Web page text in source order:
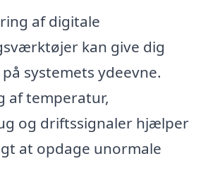
af digitale
kan give dig
systemets ydeevne.
af temperatur,
og driftssignaler hjælper
at opdage unormale